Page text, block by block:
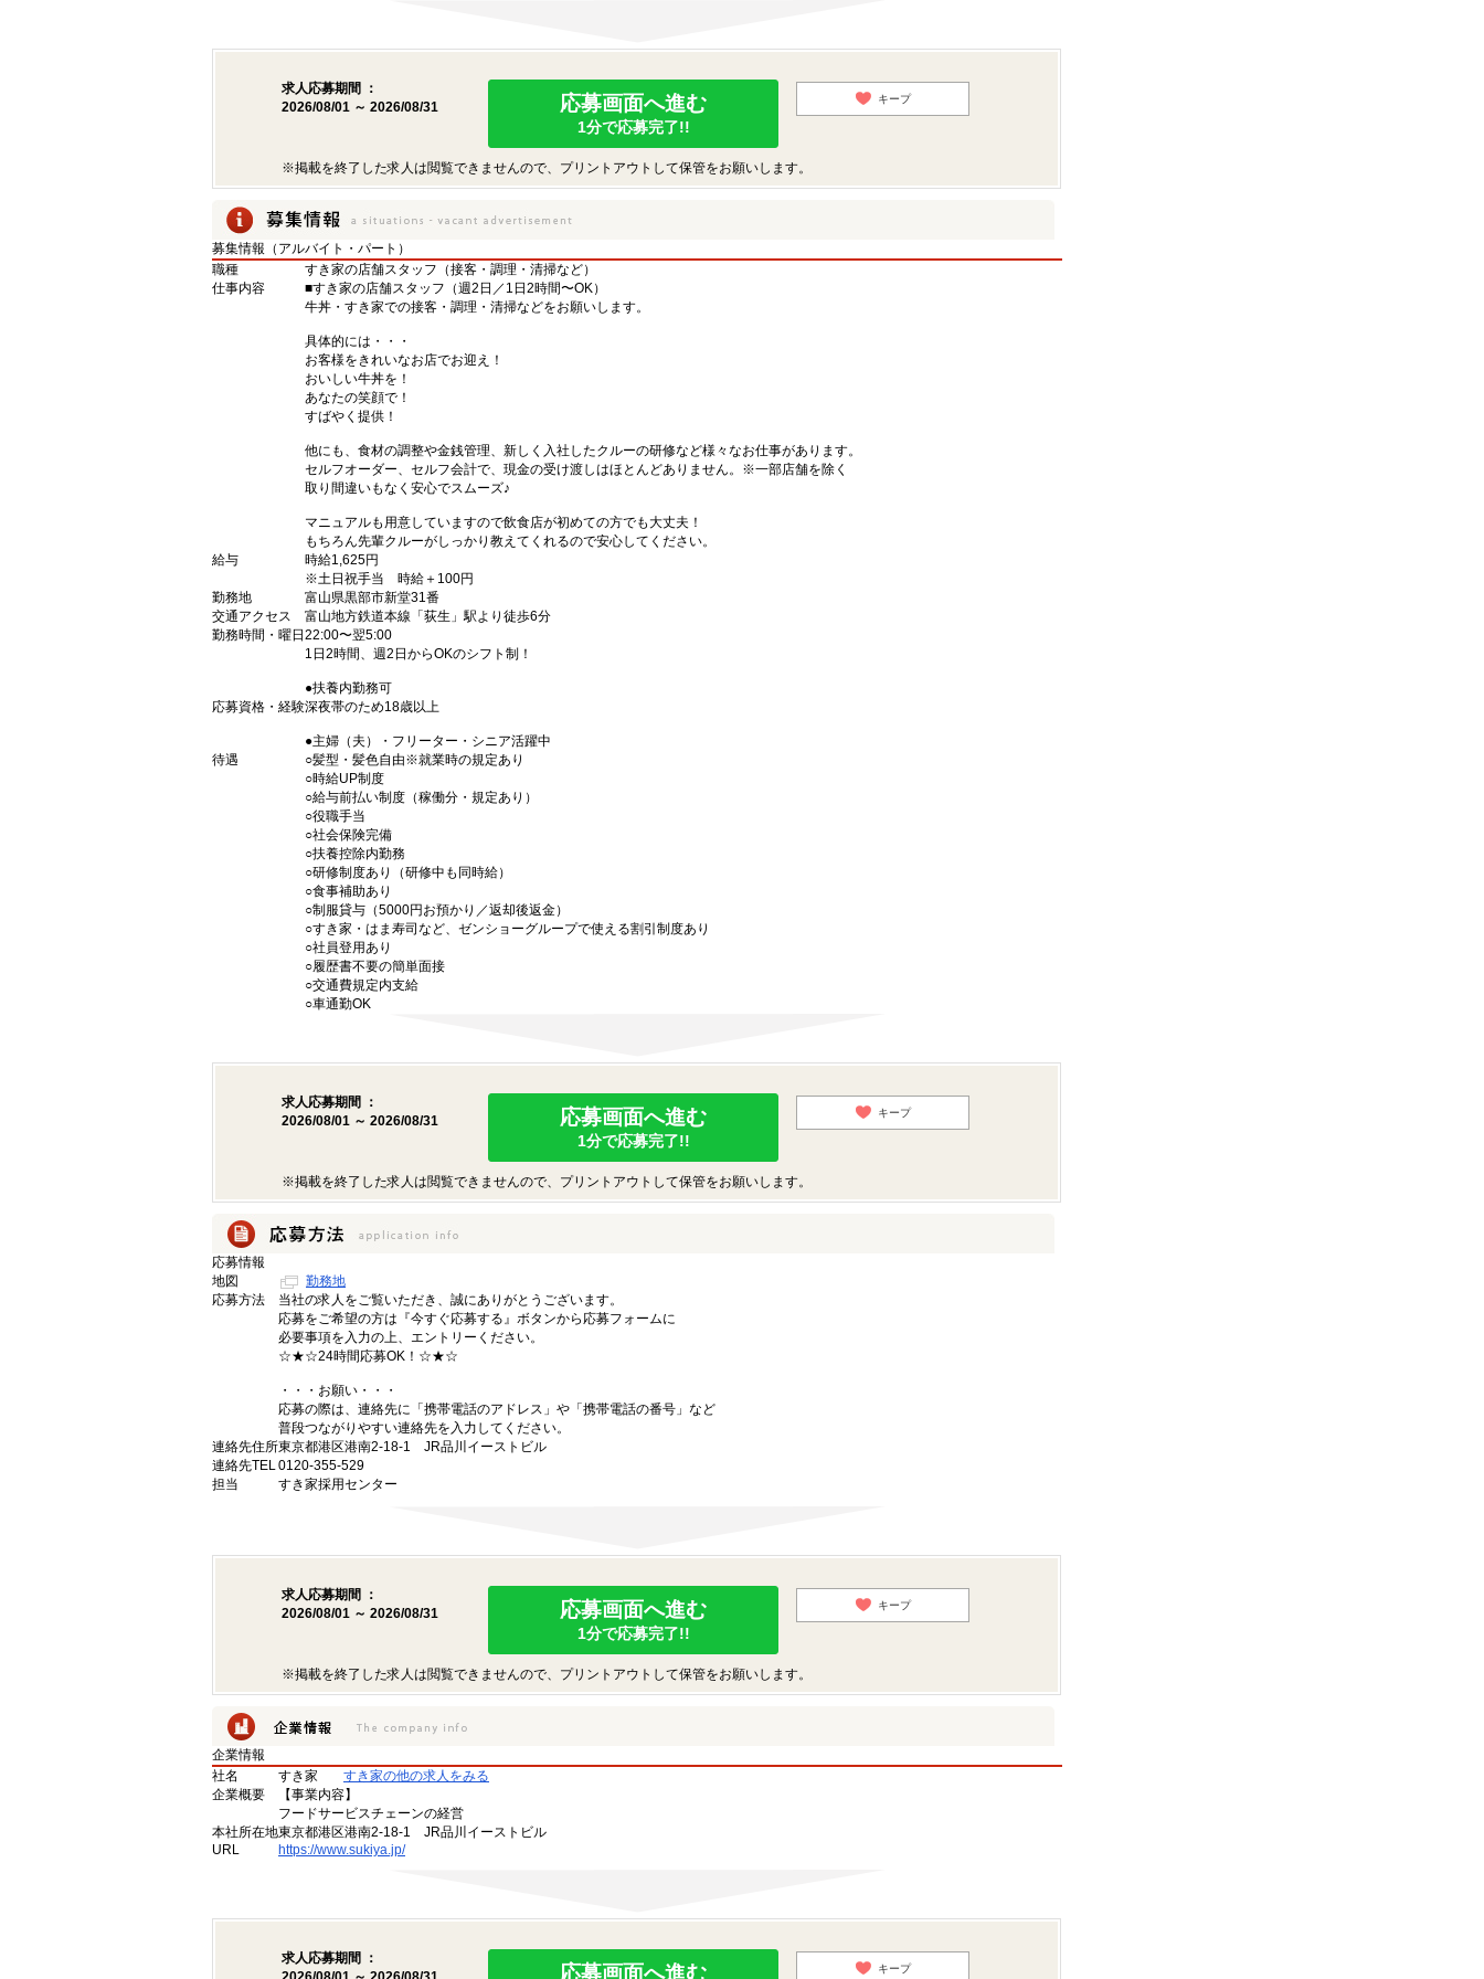
求人応募期間 ：
2026/08/01 ～ 2026/08/31
応募画面へ進む
1分で応募完了!!
キープ
※掲載を終了した求人は閲覧できませんので、プリントアウトして保管をお願いします。
募集情報（アルバイト・パート）
職種
すき家の店舗スタッフ（接客・調理・清掃など）
仕事内容
■すき家の店舗スタッフ（週2日／1日2時間〜OK）
牛丼・すき家での接客・調理・清掃などをお願いします。
具体的には・・・
お客様をきれいなお店でお迎え！
おいしい牛丼を！
あなたの笑顔で！
すばやく提供！
他にも、食材の調整や金銭管理、新しく入社したクルーの研修など様々なお仕事があります。
セルフオーダー、セルフ会計で、現金の受け渡しはほとんどありません。※一部店舗を除く
取り間違いもなく安心でスムーズ♪
マニュアルも用意していますので飲食店が初めての方でも大丈夫！
もちろん先輩クルーがしっかり教えてくれるので安心してください。
給与
時給1,625円
※土日祝手当 時給＋100円
勤務地
富山県黒部市新堂31番
交通アクセス
富山地方鉄道本線「荻生」駅より徒歩6分
勤務時間・曜日 22:00〜翌5:00
1日2時間、週2日からOKのシフト制！
●扶養内勤務可
応募資格・経験深夜帯のため18歳以上
●主婦（夫）・フリーター・シニア活躍中
待遇
○髪型・髪色自由※就業時の規定あり
○時給UP制度
○給与前払い制度（稼働分・規定あり）
○役職手当
○社会保険完備
○扶養控除内勤務
○研修制度あり（研修中も同時給）
○食事補助あり
○制服貸与（5000円お預かり／返却後返金）
○すき家・はま寿司など、ゼンショーグループで使える割引制度あり
○社員登用あり
○履歴書不要の簡単面接
○交通費規定内支給
○車通勤OK
求人応募期間 ：
2026/08/01 ～ 2026/08/31
応募画面へ進む
1分で応募完了!!
キープ
※掲載を終了した求人は閲覧できませんので、プリントアウトして保管をお願いします。
応募情報
地図
勤務地
応募方法
当社の求人をご覧いただき、誠にありがとうございます。
応募をご希望の方は『今すぐ応募する』ボタンから応募フォームに
必要事項を入力の上、エントリーください。
☆★☆24時間応募OK！☆★☆
・・・お願い・・・
応募の際は、連絡先に「携帯電話のアドレス」や「携帯電話の番号」など
普段つながりやすい連絡先を入力してください。
連絡先住所東京都港区港南2-18-1 JR品川イーストビル
連絡先TEL0120-355-529
担当
すき家採用センター
求人応募期間 ：
2026/08/01 ～ 2026/08/31
応募画面へ進む
1分で応募完了!!
キープ
※掲載を終了した求人は閲覧できませんので、プリントアウトして保管をお願いします。
企業情報
社名
すき家
すき家の他の求人をみる
企業概要
【事業内容】
フードサービスチェーンの経営
本社所在地東京都港区港南2-18-1 JR品川イーストビル
URL
https://www.sukiya.jp/
求人応募期間 ：
応募画面へ進む キープ